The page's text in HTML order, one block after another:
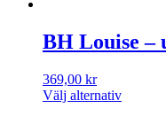
BH Louise –
369,00 kr
Välj alternativ